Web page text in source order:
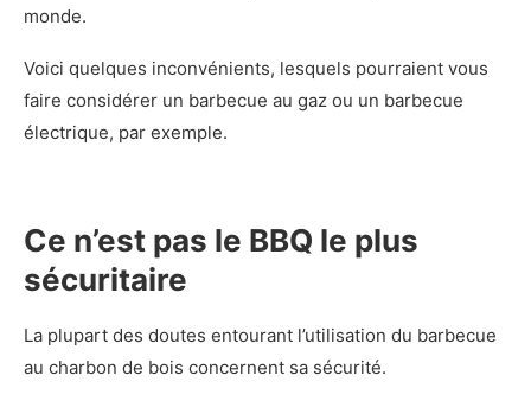
monde.
Voici quelques inconvénients, lesquels pourraient vous
faire considérer un barbecue au gaz ou un barbecue
électrique, par exemple.
Ce n’est pas le BBQ le plus
sécuritaire
La plupart des doutes entourant l’utilisation du barbecue
au charbon de bois concernent sa sécurité.